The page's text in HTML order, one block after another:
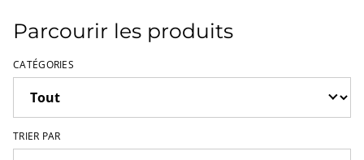
Parcourir les produits
CATÉGORIES
TRIER PAR